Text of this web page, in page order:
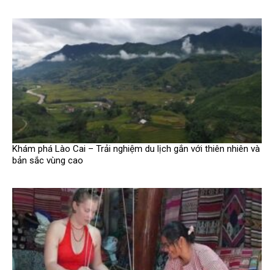
Khám phá Lào Cai – Trải nghiệm du lịch gắn với thiên nhiên và
bản sắc vùng cao